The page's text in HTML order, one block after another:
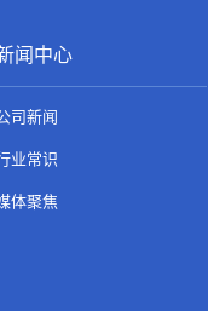
闻中心
司新闻
业常识
体聚焦